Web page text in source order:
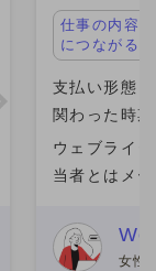
仕事の内容
につながる
支払い形態
関わった時
ウェブライ
当者とはメ
できました
が上がるシ
女性